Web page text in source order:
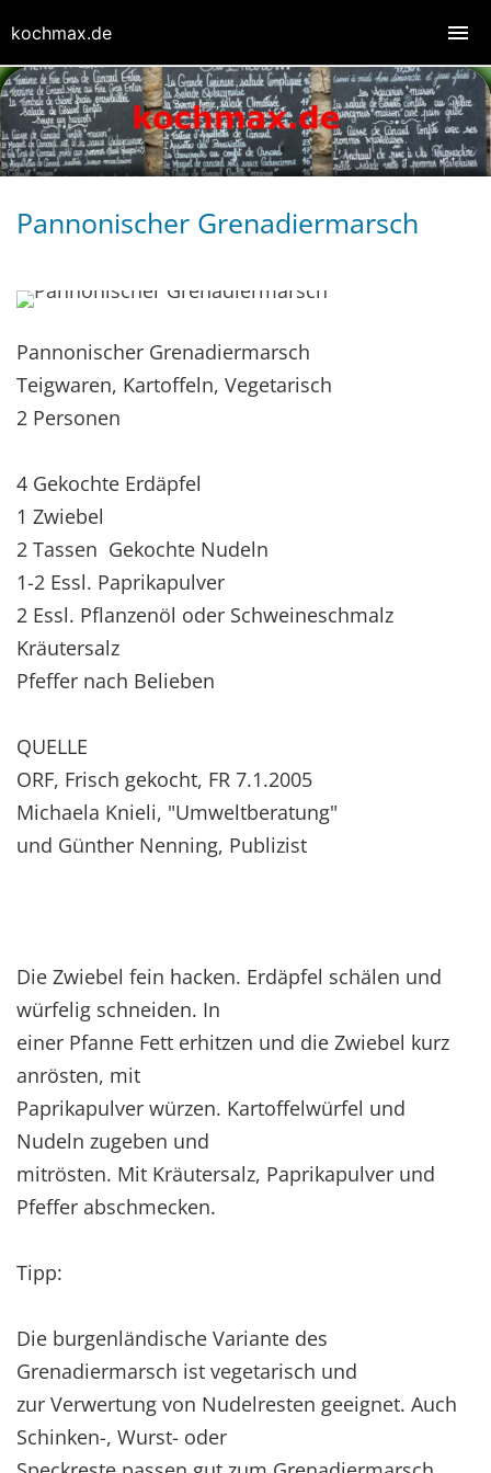
Pannonischer Grenadiermarsch
Pannonischer Grenadiermarsch
Teigwaren, Kartoffeln, Vegetarisch
2 Personen
4 Gekochte Erdäpfel
1 Zwiebel
2 Tassen Gekochte Nudeln
1-2 Essl. Paprikapulver
2 Essl. Pflanzenöl oder Schweineschmalz
Kräutersalz
Pfeffer nach Belieben
QUELLE
ORF, Frisch gekocht, FR 7.1.2005
Michaela Knieli, "Umweltberatung"
und Günther Nenning, Publizist
Die Zwiebel fein hacken. Erdäpfel schälen und
würfelig schneiden. In
einer Pfanne Fett erhitzen und die Zwiebel kurz
anrösten, mit
Paprikapulver würzen. Kartoffelwürfel und
Nudeln zugeben und
mitrösten. Mit Kräutersalz, Paprikapulver und
Pfeffer abschmecken.
Tipp:
Die burgenländische Variante des
Grenadiermarsch ist vegetarisch und
zur Verwertung von Nudelresten geeignet. Auch
Schinken-, Wurst- oder
kochmax.de